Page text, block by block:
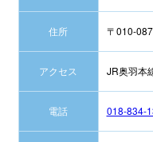
住所 〒010-
アクセス JR奥羽本
電話 018-834-